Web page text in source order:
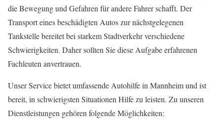
die Bewegung und Gefahren für andere Fahrer schafft. Der
Transport eines beschädigten Autos zur nächstgelegenen
Tankstelle bereitet bei starkem Stadtverkehr verschiedene
Schwierigkeiten. Daher sollten Sie diese Aufgabe erfahrenen
Fachleuten anvertrauen.
Unser Service bietet umfassende Autohilfe in Mannheim und ist
bereit, in schwierigsten Situationen Hilfe zu leisten. Zu unseren
Dienstleistungen gehören folgende Möglichkeiten: